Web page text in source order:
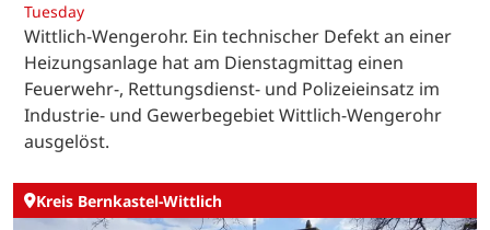
Tuesday
Wittlich-Wengerohr. Ein technischer Defekt an einer
Heizungsanlage hat am Dienstagmittag einen
Feuerwehr-, Rettungsdienst- und Polizeieinsatz im
Industrie- und Gewerbegebiet Wittlich-Wengerohr
ausgelöst.
Kreis Bernkastel-Wittlich